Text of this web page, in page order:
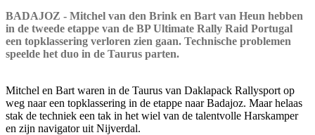
BADAJOZ - Mitchel van den Brink en Bart van Heun hebben
in de tweede etappe van de BP Ultimate Rally Raid Portugal
een topklassering verloren zien gaan. Technische problemen
speelde het duo in de Taurus parten.
Mitchel en Bart waren in de Taurus van Daklapack Rallysport op
weg naar een topklassering in de etappe naar Badajoz. Maar helaas
stak de techniek een tak in het wiel van de talentvolle Harskamper
en zijn navigator uit Nijverdal.